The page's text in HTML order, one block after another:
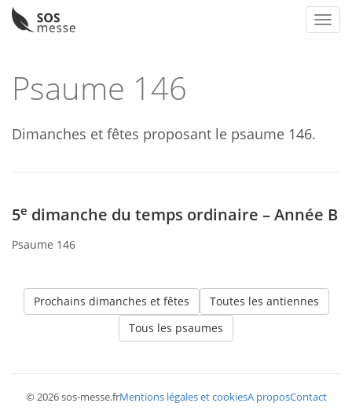
contentPsaume 146
Dimanches et fêtes proposant le psaume 146.
5e dimanche du temps ordinaire – Année B
Psaume 146
Prochains dimanches et fêtes
Toutes les antiennes
Tous les psaumes
© 2026 sos-messe.frMentions légales et cookiesA proposContact